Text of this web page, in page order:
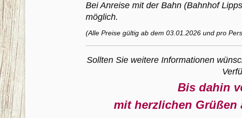
Bei Anreise mit der Bahn (Bahnhof
möglich.
(Alle Preise gültig ab dem 03.01.2026 und pro
Sollten Sie weitere Informationen
Bis dahin
mit herzlichen Grüßen